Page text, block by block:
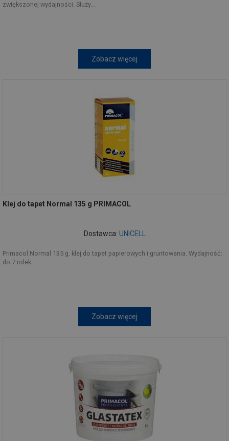
zwiększonej wydajności. Służy...
Zobacz więcej
Klej do tapet Normal 135 g PRIMACOL
Dostawca: UNICELL
Primacol Normal 135 g. klej do tapet papierowych i gruntowania. Wydajność:
do 7 rolek.
Zobacz więcej